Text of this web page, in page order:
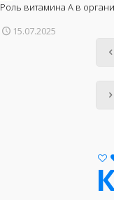
Роль витамина А в
15.07.2025